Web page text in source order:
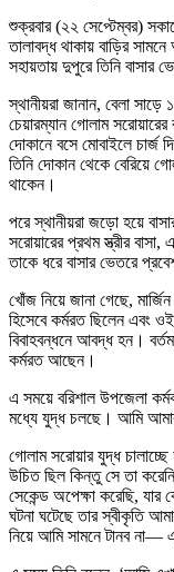
শুক্রবার (২২ সেপ্টেম্বর)
তালাবদ্ধ থাকায় বাড়ির
সহায়তায় দুপুরে তিনি বাসার
স্থানীয়রা জানান, বেলা সাড়ে
চেয়ারম্যান গোলাম
দোকানে বসে মোবাইলে চার্জ
তিনি দোকান থেকে বেরিয়ে
থাকেন।
পরে স্থানীয়রা জড়ো হয়ে
সরোয়ারের প্রথম স্ত্রীর
তাকে ধরে বাসার ভেতরে
খোঁজ নিয়ে জানা গেছে,
হিসেবে কর্মরত ছিলেন এবং
বিবাহবন্ধনে আবদ্ধ হন।
কর্মরত আছেন।
এ সময়ে বরিশাল উপজেলা
মধ্যে যুদ্ধ চলছে। আমি আমার
গোলাম সরোয়ার যুদ্ধ
উচিত ছিল কিন্তু সে তা
সেকেন্ড অপেক্ষা করেছি,
ঘটনা ঘটেছে তার স্বীকৃতি
নিয়ে আমি সামনে টানব